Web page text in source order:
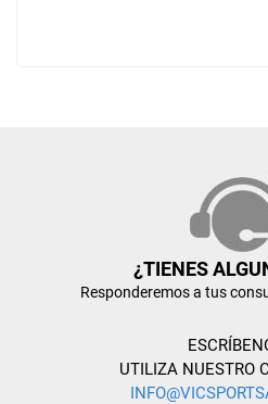
¿TIENES
Responderemos a tus
UTILIZA NUESTRO